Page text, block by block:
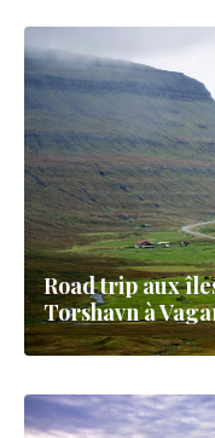
Road trip aux
Torshavn à